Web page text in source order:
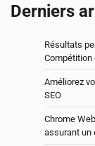
Derniers
Résultats
Compétition
Améliorez
SEO
Chrome
assurant un